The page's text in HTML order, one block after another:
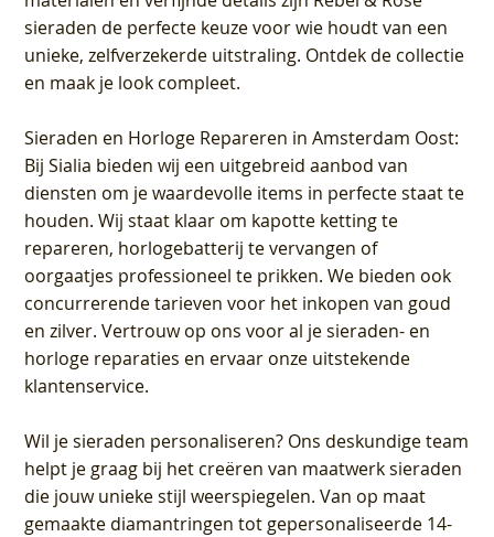
sieraden de perfecte keuze voor wie houdt van een
unieke, zelfverzekerde uitstraling. Ontdek de collectie
en maak je look compleet.
Sieraden en Horloge Repareren in Amsterdam Oost:
Bij Sialia bieden wij een uitgebreid aanbod van
diensten om je waardevolle items in perfecte staat te
houden. Wij staat klaar om kapotte ketting te
repareren, horlogebatterij te vervangen of
oorgaatjes professioneel te prikken. We bieden ook
concurrerende tarieven voor het inkopen van goud
en zilver. Vertrouw op ons voor al je sieraden- en
horloge reparaties en ervaar onze uitstekende
klantenservice.
Wil je sieraden personaliseren? Ons deskundige team
helpt je graag bij het creëren van maatwerk sieraden
die jouw unieke stijl weerspiegelen. Van op maat
gemaakte diamantringen tot gepersonaliseerde 14-